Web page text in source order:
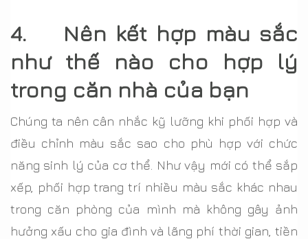
4. Nên kết hợp màu sắc
như thế nào cho hợp lý
trong căn nhà của bạn
Chúng ta nên cân nhắc kỹ lưỡng khi phối hợp và
điều chỉnh màu sắc sao cho phù hợp với chức
năng sinh lý của cơ thể. Như vậy mới có thể sắp
xếp, phối hợp trang trí nhiều màu sắc khác nhau
trong căn phòng của mình mà không gây ảnh
hưởng xấu cho gia đình và lãng phí thời gian, tiền